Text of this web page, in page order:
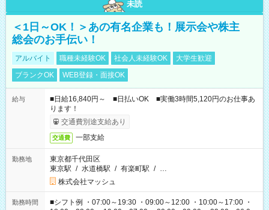
未読
＜1日～OK！＞あの有名企業も！展示会や株主
総会のお手伝い！
アルバイト 職種未経験OK 社会人未経験OK
大学生歓迎
ブランクOK
WEB登録・面接OK
給与
■日給16,840円～ ■日払いOK ■実働3時間5,120円のお仕事あ
ります！
交通費別途支給あり
交通費 一部支給
勤務地
東京都千代田区
東京駅 / 水道橋駅 / 有楽町駅 / …
株式会社マッシュ
勤務時間
■シフト例 ・07:00～19:30 ・09:00～12:00 ・10:00～17:00 ・